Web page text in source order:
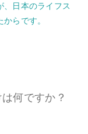
日本のライフス
らです。
は何ですか？